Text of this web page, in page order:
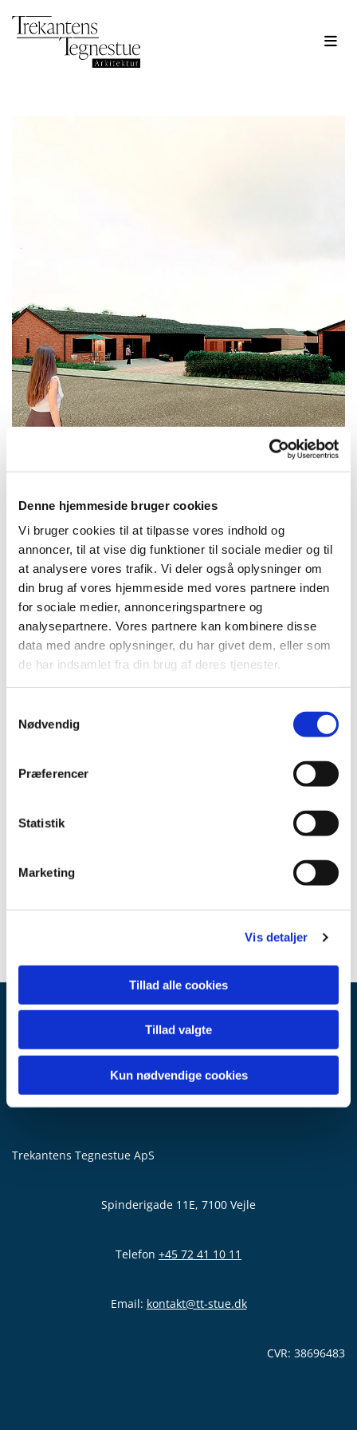
Denne hjemmeside bruger cookies
Vi bruger cookies til at tilpasse vores indhold og
annoncer, til at vise dig funktioner til sociale medier og til
at analysere vores trafik. Vi deler også oplysninger om
din brug af vores hjemmeside med vores partnere inden
for sociale medier, annonceringspartnere og
analysepartnere. Vores partnere kan kombinere disse
data med andre oplysninger, du har givet dem, eller som
de har indsamlet fra din brug af deres tjenester.
Nødvendig
Præferencer
Statistik
Marketing
Vis detaljer
Tillad alle cookies
Tillad valgte
Kun nødvendige cookies
Lejligheder // Egtved
Lejligheder i Egtved
Projekt:Rækkehuse, Nybyg
Lokation:
Samarbejdspartmere:
Hansen Ingeniører ApS,
Trekantens Tegnestue ApS
Spinderigade 11E, 7100 Vejle
Telefon +45 72 41 10 11
Email: kontakt@tt-stue.dk
CVR: 38696483